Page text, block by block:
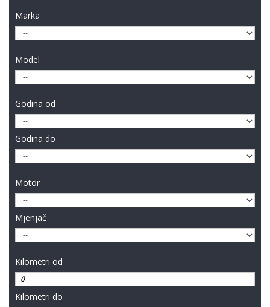
Marka
Model
Godina od
Godina do
Motor
Mjenjač
Kilometri od
Kilometri do